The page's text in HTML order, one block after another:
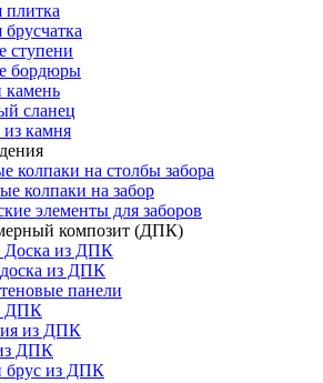
плитка
ступени
бордюры
сланец
из камня
колпаки на столбы забора
колпаки на забор
элементы для заборов
композит (ДПК)
Доска из ДПК
из ДПК
панели
ДПК
из ДПК
ДПК
брус из ДПК